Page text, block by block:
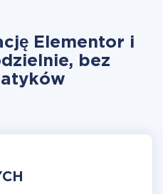
Elementor i
bez